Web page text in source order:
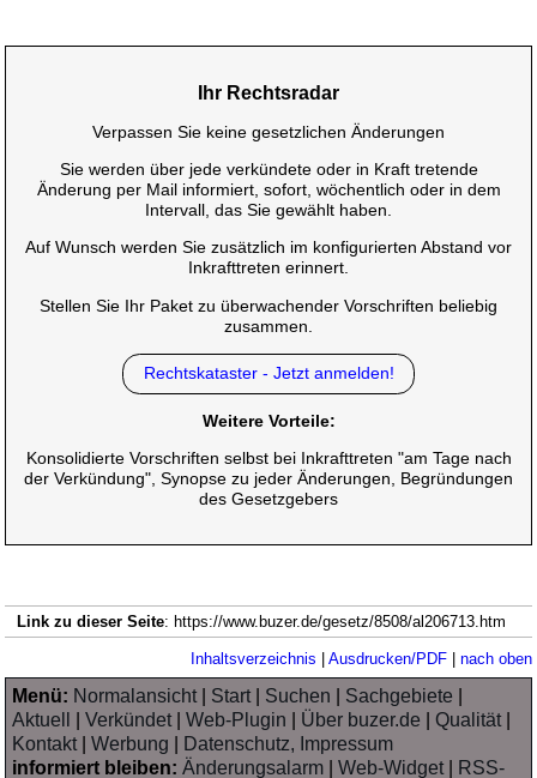
Ihr Rechtsradar
Verpassen Sie keine gesetzlichen Änderungen
Sie werden über jede verkündete oder in Kraft tretende
Änderung per Mail informiert, sofort, wöchentlich oder in dem
Intervall, das Sie gewählt haben.
Auf Wunsch werden Sie zusätzlich im konfigurierten Abstand vor
Inkrafttreten erinnert.
Stellen Sie Ihr Paket zu überwachender Vorschriften beliebig
zusammen.
Rechtskataster - Jetzt anmelden!
Weitere Vorteile:
Konsolidierte Vorschriften selbst bei Inkrafttreten "am Tage nach
der Verkündung", Synopse zu jeder Änderungen, Begründungen
des Gesetzgebers
Link zu dieser Seite: https://www.buzer.de/gesetz/8508/al206713.htm
Inhaltsverzeichnis Ausdrucken/PDF| nach oben
Menü: Normalansicht| Start| Suchen Sachgebiete
Aktuell
|Verkündet|Web-Plugin Über buzer.de |Qualität|
Kontakt|Werbung
Datenschutz, Impressum
informiert bleiben: Änderungsalarm |Web-Widget| RSS-